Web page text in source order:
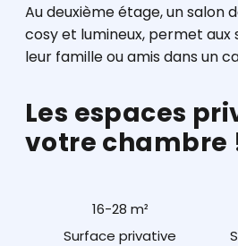
Au deuxième étage, un salon
cosy et lumineux, permet aux
leur famille ou amis dans un
Les espaces
votre chambre
16-28 m²
Surface privative